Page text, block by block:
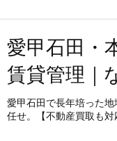
愛甲石田・
賃貸管理｜
愛甲石田で長年培った
任せ。【不動産買取も対